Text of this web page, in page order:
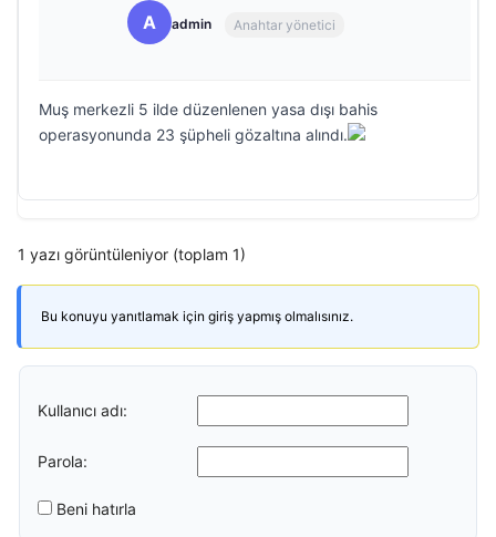
A admin Anahtar yönetici
Muş merkezli 5 ilde düzenlenen yasa dışı bahis
operasyonunda 23 şüpheli gözaltına alındı.
1 yazı görüntüleniyor (toplam 1)
Bu konuyu yanıtlamak için giriş yapmış olmalısınız.
Kullanıcı adı:
Parola:
Beni hatırla